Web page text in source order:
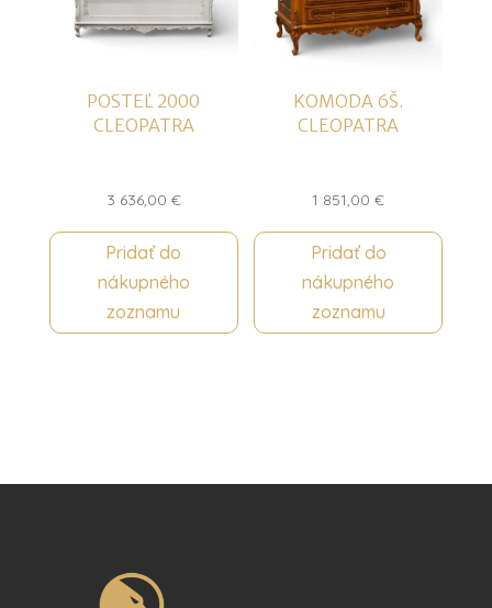
POSTEĽ 2000
CLEOPATRA
3 636,00 €
Pridať do
nákupného
zoznamu
KOMODA 6Š.
CLEOPATRA
1 851,00€
Pridať do
nákupného
zoznamu